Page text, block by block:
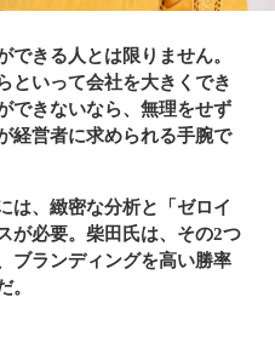
できる人とは限りません。
といって会社を大きくでき
できないなら、無理をせず
経営者に求められる手腕で
は、緻密な分析と「ゼロイ
が必要。柴田氏は、その2つ
ブランディングを高い勝率
。